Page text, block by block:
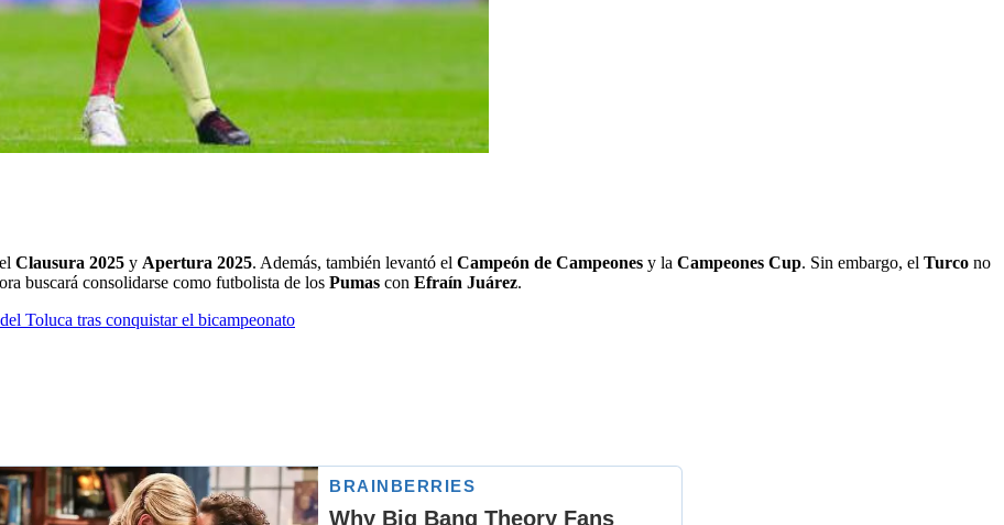
Clausura 2025 y Apertura 2025. Además, también levantó el Campeón de Campeones y la Campeones Cup. Sin embargo, el Turco no
buscará consolidarse como futbolista de los Pumas con Efraín Juárez.
Toluca tras conquistar el bicampeonato